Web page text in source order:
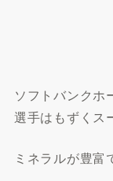
ソフトバンクホ
選手はもずくス
ミネラルが豊富